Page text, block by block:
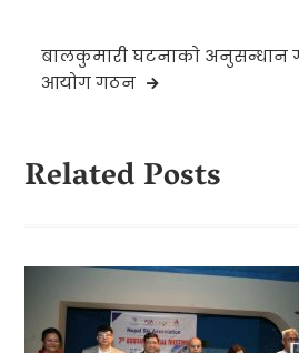
navigation
बालकुमारी घटनाकाे अनुसन्धान
आयोग गठन
Related Posts